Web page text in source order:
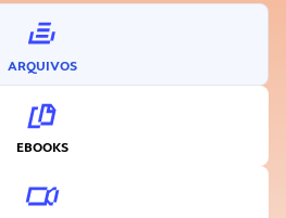
ARQUIVOS
EBOOKS